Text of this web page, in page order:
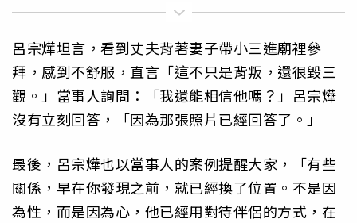
呂宗燁坦言，看到丈夫背著妻子帶小三進廟裡參
拜，感到不舒服，直言「這不只是背叛，還很毀三
觀。」當事人詢問：「我還能相信他嗎？」呂宗燁
沒有立刻回答，「因為那張照片已經回答了。」
最後，呂宗燁也以當事人的案例提醒大家，「有些
關係，早在你發現之前，就已經換了位置。不是因
為性，而是因為心，他已經用對待伴侶的方式，在